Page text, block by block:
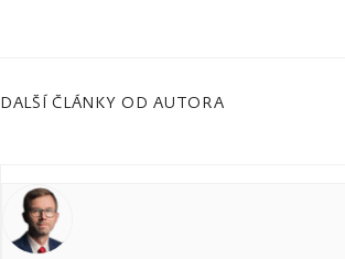
DALŠÍ ČLÁNKY OD AUTORA